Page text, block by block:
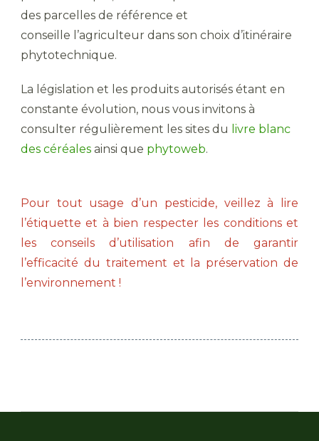
des parcelles de référence et
conseille l’agriculteur dans son choix d’itinéraire
phytotechnique.
La législation et les produits autorisés étant en
constante évolution, nous vous invitons à
consulter régulièrement les sites du livre blanc
des céréales ainsi que phytoweb.
Pour tout usage d’un pesticide, veillez à lire
l’étiquette et à bien respecter les conditions et
les conseils d’utilisation afin de garantir
l’efficacité du traitement et la préservation de
l’environnement !